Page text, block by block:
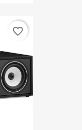
favorite_border